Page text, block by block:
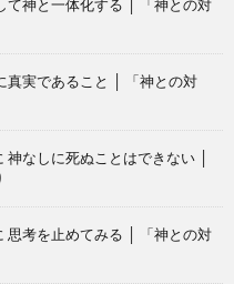
て神と一体化する │ 「神との対
真実であること │ 「神との対
神なしに死ぬことはできない │
思考を止めてみる │ 「神との対